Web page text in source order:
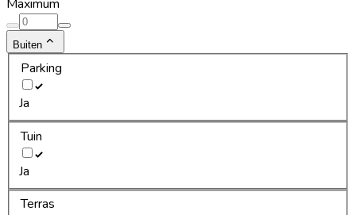
Maximum
Buiten
Parking
Ja
Tuin
Ja
Terras